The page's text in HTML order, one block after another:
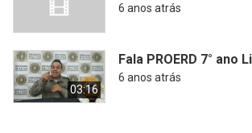
6 anos atrás
03:16
Fala PROERD 7° ano
6 anos atrás